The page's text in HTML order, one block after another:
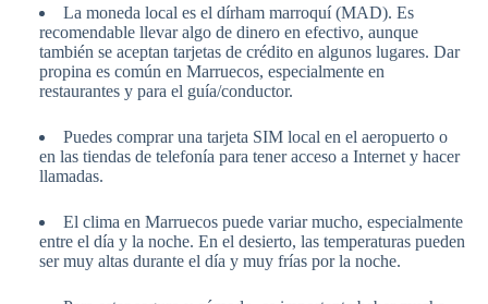
La moneda local es el dírham marroquí (MAD). Es
recomendable llevar algo de dinero en efectivo, aunque
también se aceptan tarjetas de crédito en algunos lugares. Dar
propina es común en Marruecos, especialmente en
restaurantes y para el guía/conductor.
Puedes comprar una tarjeta SIM local en el aeropuerto o
en las tiendas de telefonía para tener acceso a Internet y hacer
llamadas.
El clima en Marruecos puede variar mucho, especialmente
entre el día y la noche. En el desierto, las temperaturas pueden
ser muy altas durante el día y muy frías por la noche.